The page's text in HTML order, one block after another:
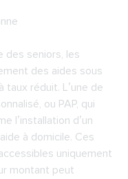
des seniors, les
des aides sous
réduit. L’une de
ou PAP, qui
l’installation d’un
à domicile. Ces
uniquement
montant peut